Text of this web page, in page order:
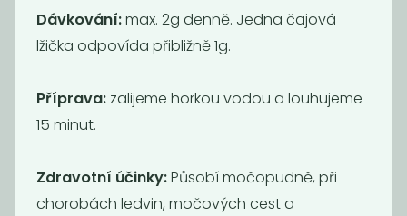
ARABICA
WATER
1 590Kč/ Kg 1 490 Kč/ Kg
Dávkování:max. 2g denně. Jedna čajová
lžička odpovída přibližně 1g.
Příprava:zalijeme horkou vodou a louhujeme
15 minut.
Zdravotní účinky:Působí močopudně, při
chorobách ledvin, močových cest a